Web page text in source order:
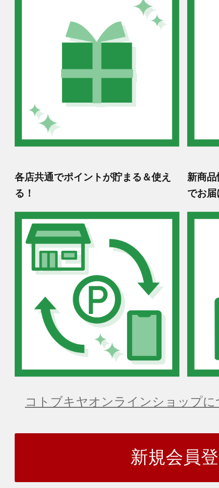
各店共通でポイントが貯まる＆使え
る！
新商
でお届
コトブキヤオンラインショップ